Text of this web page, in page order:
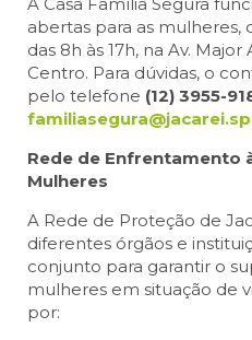
abertas para as mulheres,
das 8h às 17h, na Av.
Centro. Para dúvidas, o
pelo telefone (12) 3955-
Rede de Enfrentamento
Mulheres
A Rede de Proteção de
diferentes órgãos e
conjunto para garantir o
mulheres em situação de
por: